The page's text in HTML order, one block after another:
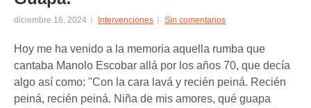
diciembre 16, 2024 Intervenciones Sin comentarios
Hoy me ha venido a la memoria aquella rumba que
cantaba Manolo Escobar allá por los años 70, que decía
algo así como: "Con la cara lavá y recién peiná. Recién
peiná, recién peiná. Niña de mis amores, qué guapa